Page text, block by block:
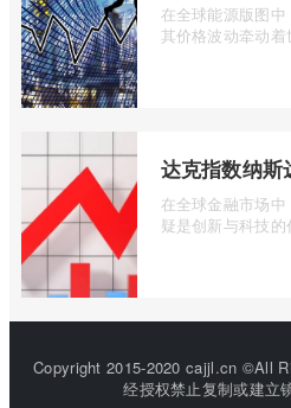
在全球能源版图中
其价格波动牵动
在全球金融市场
疑是创新与科技的
Copyright 2015-2020 cajjl.cn ©All
经授权禁止复制或建立